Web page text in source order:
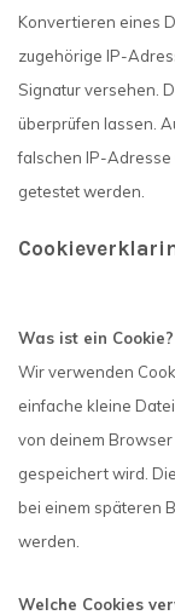
Konvertieren eines
zugehörige IP-
Signatur versehen.
überprüfen lassen.
falschen IP-Adresse
getestet werden.
Was ist ein Cookie?
Wir verwenden
einfache kleine
von deinem
gespeichert wird.
bei einem späteren
werden.
Welche Cookies